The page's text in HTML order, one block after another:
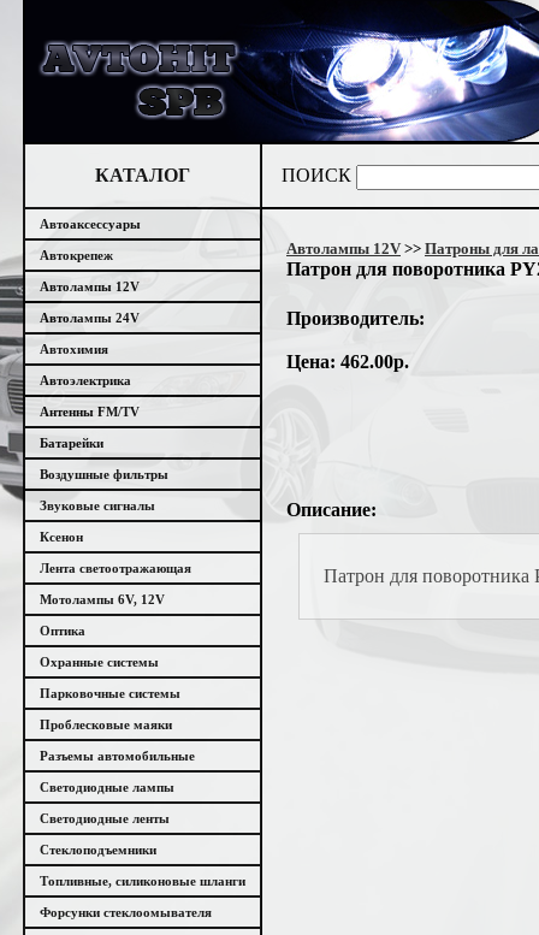
КАТАЛОГ
Автоаксессуары
Автокрепеж
Автолампы 12V
Автолампы 24V
Автохимия
Автоэлектрика
Антенны FM/TV
Батарейки
Воздушные фильтры
Звуковые сигналы
Ксенон
Лента светоотражающая
Мотолампы 6V, 12V
Оптика
Охранные системы
Парковочные системы
Проблесковые маяки
Разъемы автомобильные
Светодиодные лампы
Светодиодные ленты
Стеклоподъемники
Топливные, силиконовые шланги
Форсунки стеклоомывателя
ПОИСК
Автолампы 12V>> Патроны для
Патрон для поворотника
Производитель:
Цена: 462.00р.
Описание:
Патрон для